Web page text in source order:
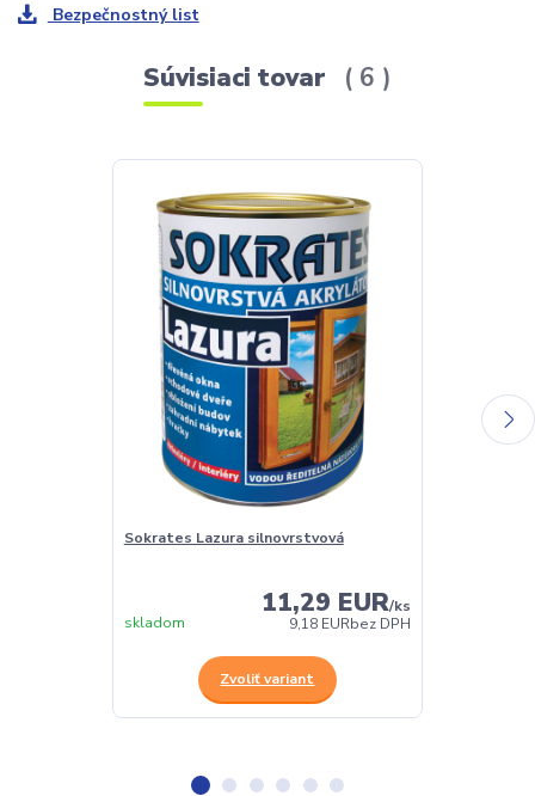
Bezpečnostný list
Súvisiaci tovar 6
Sokrates Lazura silnovrstvová
11,29 EUR/ks
9,18 EURbez DPH
skladom
Zvoliť variant